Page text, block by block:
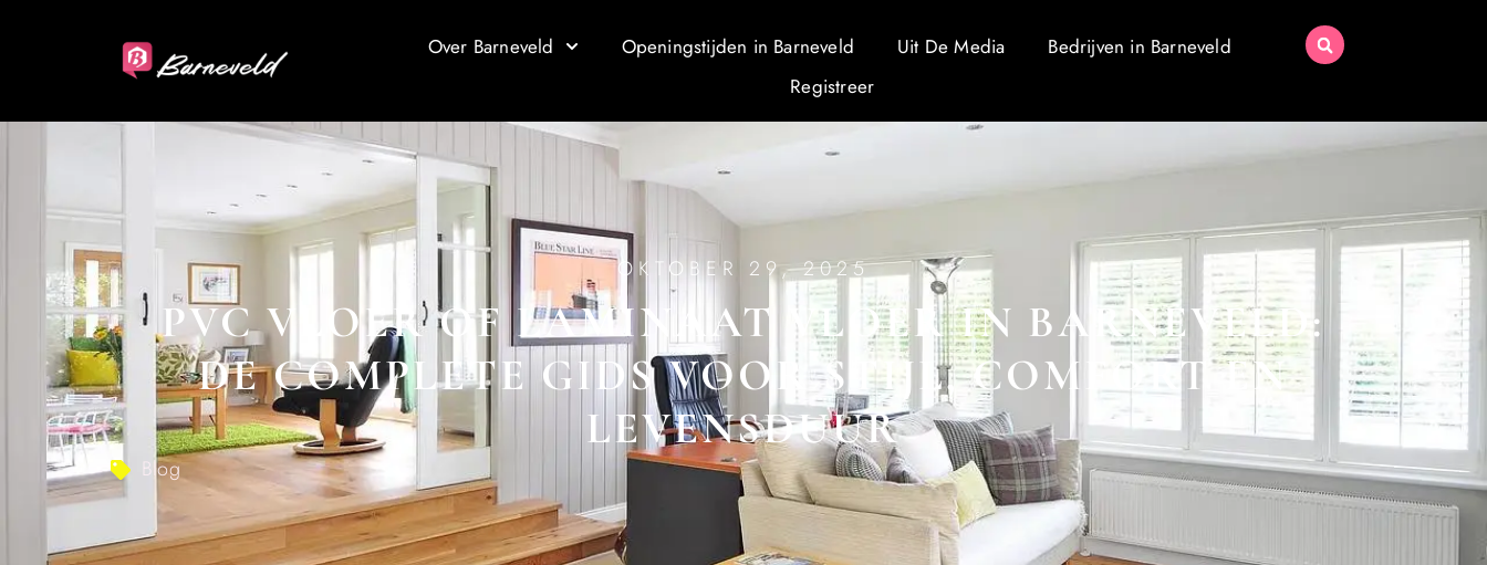
Over Barneveld Openingstijden in Barneveld Uit De Media
Bedrijven in Barneveld
Registreer
OKTOBER 29, 2025
PVC VLOER OF LAMINAAT VLOER IN BARNEVELD:
DE COMPLETE GIDS VOOR STIJL, COMFORT EN
LEVENSDUUR
Blog